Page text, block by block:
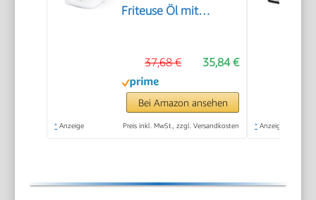
Friteuse Öl mit
Antihaft-Ölbehälter |
Stufenlos regelbarer
Thermostat | Fritteuse
mit Öl - FR 3771
35,84 €
37,68 €
Bei Amazon ansehen
* Anzeige Preis inkl. MwSt., zzgl. Versandkosten * Anzeige